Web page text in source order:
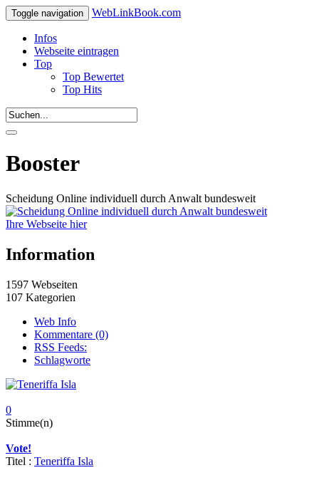
Toggle navigation WebLinkBook.com
Infos
Webseite eintragen
Top
Top Bewertet
Top Hits
Booster
Scheidung Online individuell durch Anwalt bundesweit
Ihre Webseite hier
Information
1597 Webseiten
107 Kategorien
Web Info
Kommentare (0)
RSS Feeds:
Schlagworte
0
Stimme(n)
Vote!
Titel : Teneriffa Isla